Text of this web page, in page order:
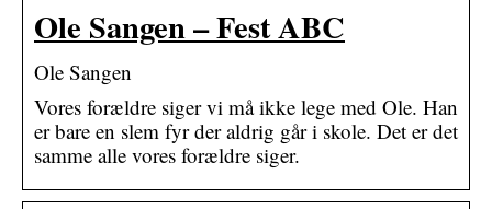
Ole Sangen – Fest ABC
Ole Sangen
Vores forældre siger vi må ikke lege med Ole. Han
er bare en slem fyr der aldrig går i skole. Det er det
samme alle vores forældre siger.